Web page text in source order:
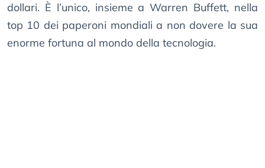
dollari. È l’unico, insieme a Warren Buffett, nella
top 10 dei paperoni mondiali a non dovere la sua
enorme fortuna al mondo della tecnologia.